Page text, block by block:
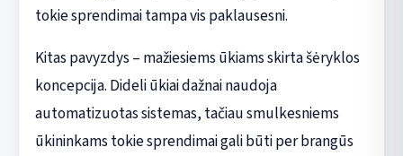
tokie sprendimai tampa vis paklausesni.
Kitas pavyzdys – mažiesiems ūkiams skirta šėryklos
koncepcija. Dideli ūkiai dažnai naudoja
automatizuotas sistemas, tačiau smulkesniems
ūkininkams tokie sprendimai gali būti per brangūs